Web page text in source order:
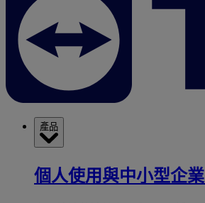
產品
個人使用與中小型企業